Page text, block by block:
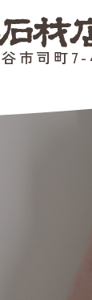
市司町7-